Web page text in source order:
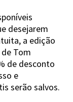
desejarem
a edição
Tom
de desconto
e
serão salvos.